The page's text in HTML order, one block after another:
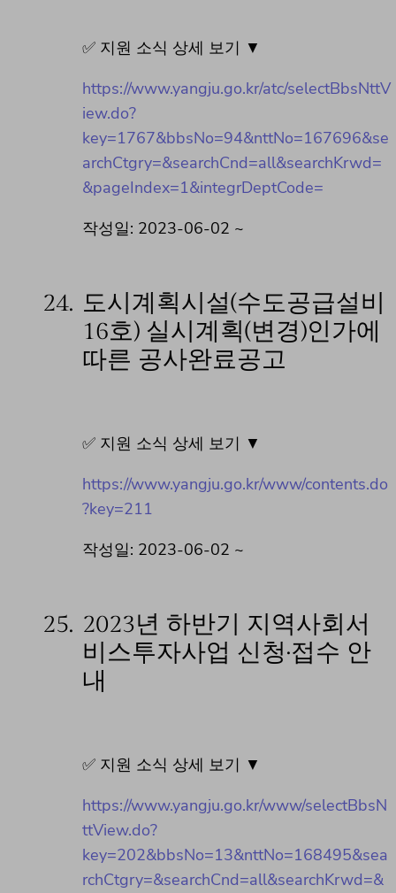
✅ 지원 소식 상세 보기 ▼
https://www.yangju.go.kr/atc/selectBbsNttV
iew.do?
key=1767&bbsNo=94&nttNo=167696&se
archCtgry=&searchCnd=all&searchKrwd=
&pageIndex=1&integrDeptCode=
작성일: 2023-06-02 ~
24. 도시계획시설(수도공급설비
16호) 실시계획(변경)인가에
따른 공사완료공고
✅ 지원 소식 상세 보기 ▼
https://www.yangju.go.kr/www/contents.do
?key=211
작성일: 2023-06-02 ~
25. 2023년 하반기 지역사회서
비스투자사업 신청·접수 안
내
✅ 지원 소식 상세 보기 ▼
https://www.yangju.go.kr/www/selectBbsN
ttView.do?
key=202&bbsNo=13&nttNo=168495&sea
rchCtgry=&searchCnd=all&searchKrwd=&